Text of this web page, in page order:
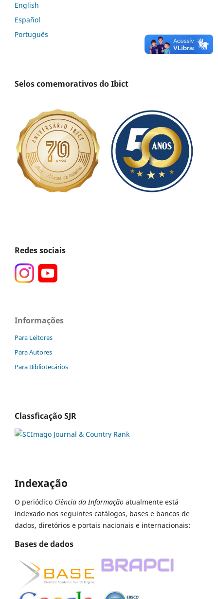
English
Español
Português
Selos comemorativos do Ibict
Redes sociais
Informações
Para Leitores
Para Autores
Para Bibliotecários
Classficação SJR
Indexação
O periódico Ciência da Informação atualmente está
indexado nos seguintes catálogos, bases e bancos de
dados, diretórios e portais nacionais e internacionais:
Bases de dados